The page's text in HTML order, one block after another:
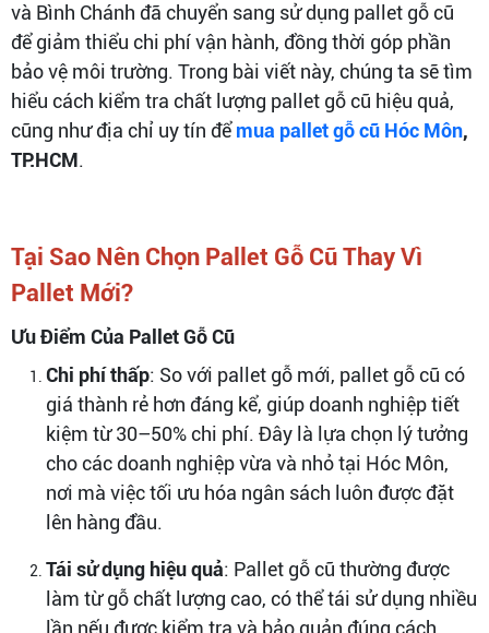
và Bình Chánh đã chuyển sang sử dụng pallet gỗ cũ
để giảm thiểu chi phí vận hành, đồng thời góp phần
bảo vệ môi trường. Trong bài viết này, chúng ta sẽ tìm
hiểu cách kiểm tra chất lượng pallet gỗ cũ hiệu quả,
cũng như địa chỉ uy tín đểmua pallet gỗ cũ Hóc Môn,
TP.HCM.
Tại Sao Nên Chọn Pallet Gỗ Cũ Thay Vì
Pallet Mới?
Ưu Điểm Của Pallet Gỗ Cũ
Chi phí thấp: So với pallet gỗ mới, pallet gỗ cũ có
giá thành rẻ hơn đáng kể, giúp doanh nghiệp tiết
kiệm từ 30–50% chi phí. Đây là lựa chọn lý tưởng
cho các doanh nghiệp vừa và nhỏ tại Hóc Môn,
nơi mà việc tối ưu hóa ngân sách luôn được đặt
lên hàng đầu.
Tái sử dụng hiệu quả: Pallet gỗ cũ thường được
làm từ gỗ chất lượng cao, có thể tái sử dụng nhiều
lần nếu được kiểm tra và bảo quản đúng cách.